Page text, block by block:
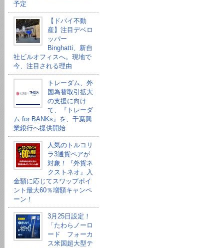
予定
【ドバイ不動
産】注目デベロ
ッパー
Binghatti、新自
社ビルオフィスへ。現地で
今、注目される理由
トレーダム、外
国為替取引拡大
の支援に向け
て、『トレーダ
ム for BANKs』を、千葉興
業銀行へ提供開始
人気のトルコリ
ラ3通貨ペアが
対象！『外貨ネ
クストネオ』入
金額に応じてスワップポイ
ント最大60％増額キャンペ
ーン！
3月25日設定！
「たわらノーロ
ード フォーカ
ス米国超大型テ